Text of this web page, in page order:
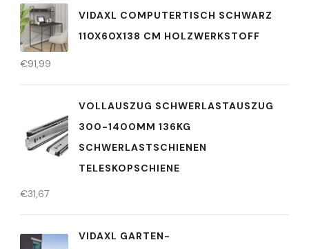
VIDAXL COMPUTERTISCH SCHWARZ
110X60X138 CM HOLZWERKSTOFF
€91,99
VOLLAUSZUG SCHWERLASTAUSZUG
300-1400MM 136KG
SCHWERLASTSCHIENEN
TELESKOPSCHIENE
€31,67
VIDAXL GARTEN-